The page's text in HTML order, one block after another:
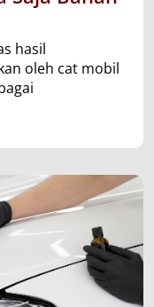
hasil
oleh cat mobil